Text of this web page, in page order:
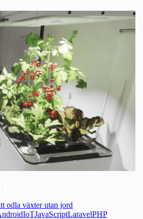
odla växter utan jord
IoTJavaScriptLaravelPHP